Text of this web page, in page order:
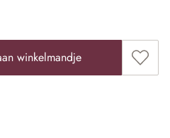
de gewenste
winkelmandje